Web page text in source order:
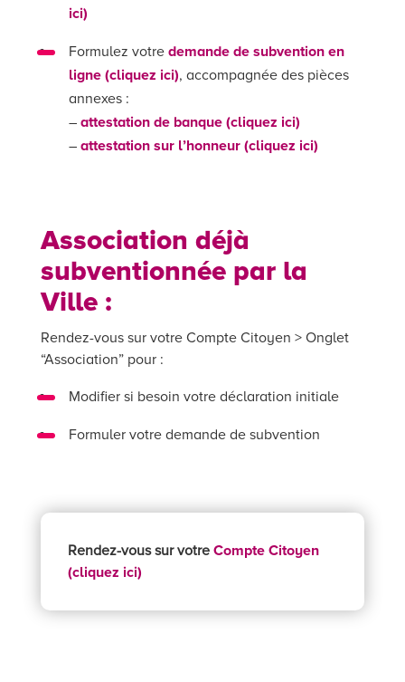
ici)
Formulez votre demande de subvention en
ligne (cliquez ici), accompagnée des pièces
annexes :
– attestation de banque (cliquez ici)
– attestation sur l’honneur (cliquez ici)
Association déjà
subventionnée par la
Ville :
Rendez-vous sur votre Compte Citoyen > Onglet
“Association” pour :
Modifier si besoin votre déclaration initiale
Formuler votre demande de subvention
Rendez-vous sur votre Compte Citoyen
(cliquez ici)